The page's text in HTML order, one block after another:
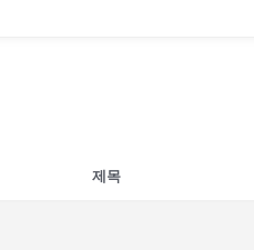
제목